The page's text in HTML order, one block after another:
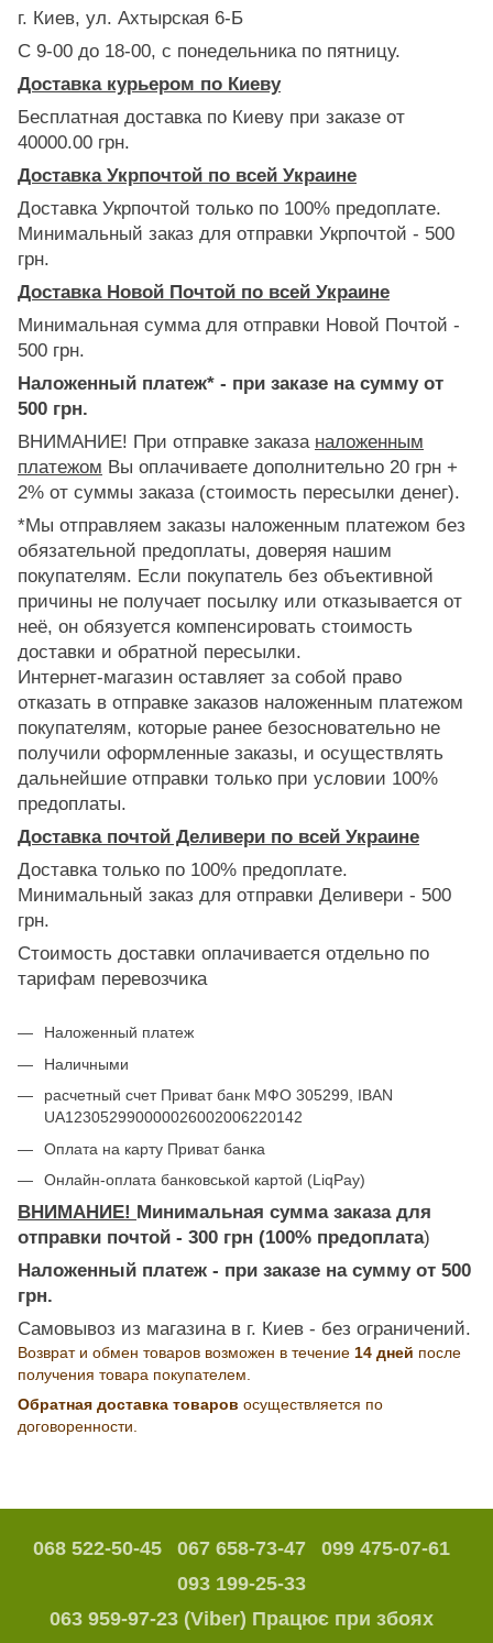
г. Киев, ул. Ахтырская 6-Б
С 9-00 до 18-00, с понедельника по пятницу.
Доставка курьером по Киеву
Бесплатная доставка по Киеву при заказе от
40000.00 грн.
Доставка Укрпочтой по всей Украине
Доставка Укрпочтой только по 100% предоплате.
Минимальный заказ для отправки Укрпочтой - 500
грн.
Доставка Новой Почтой по всей Украине
Минимальная сумма для отправки Новой Почтой -
500 грн.
Наложенный платеж* - при заказе на сумму от
500 грн.
ВНИМАНИЕ! При отправке заказа наложенным
платежом Вы оплачиваете дополнительно 20 грн +
2% от суммы заказа (стоимость пересылки денег).
*Мы отправляем заказы наложенным платежом без
обязательной предоплаты, доверяя нашим
покупателям. Если покупатель без объективной
причины не получает посылку или отказывается от
неё, он обязуется компенсировать стоимость
доставки и обратной пересылки.
Интернет-магазин оставляет за собой право
отказать в отправке заказов наложенным платежом
покупателям, которые ранее безосновательно не
получили оформленные заказы, и осуществлять
дальнейшие отправки только при условии 100%
предоплаты.
Доставка почтой Деливери по всей Украине
Доставка только по 100% предоплате.
Минимальный заказ для отправки Деливери - 500
грн.
Стоимость доставки оплачивается отдельно по
тарифам перевозчика
Наложенный платеж
Наличными
расчетный счет Приват банк МФО 305299, IBAN
UA123052990000026002006220142
Оплата на карту Приват банка
Онлайн-оплата банковськой картой (LiqPay)
ВНИМАНИЕ! Минимальная сумма заказа для
отправки почтой - 300 грн (100% предоплата)
Наложенный платеж - при заказе на сумму от 500
грн.
Самовывоз из магазина в г. Киев - без ограничений.
Возврат и обмен товаров возможен в течение 14 дней после
получения товара покупателем.
Обратная доставка товаров осуществляется по
договоренности.
068 522-50-45 067 658-73-47
099 475-07-61
093 199-25-33
063 959-97-23 (Viber) Працює при збоях